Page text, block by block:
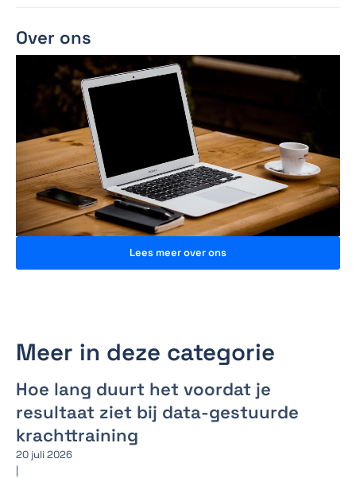
Over ons
Lees meer over ons
Meer in deze categorie
Hoe lang duurt het voordat je
resultaat ziet bij data-gestuurde
krachttraining
20 juli 2026
|